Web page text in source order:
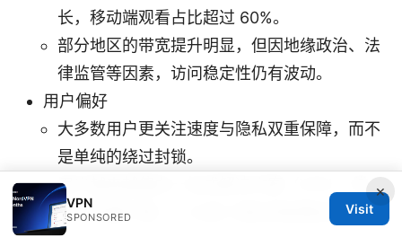
长，移动端观看占比超过 60%。
部分地区的带宽提升明显，但因地缘政治、法
律监管等因素，访问稳定性仍有波动。
用户偏好
大多数用户更关注速度与隐私双重保障，而不
是单纯的绕过封锁。
用户越来越偏向一站式解决方案（VPN + 常
用浏览器扩展），以减少混乱和配置成本。
×
VPN
SPONSORED
Visit